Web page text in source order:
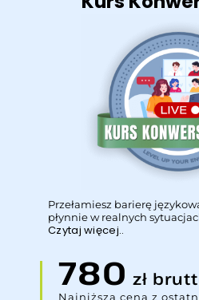
Przełamiesz barierę
płynnie w realnych
Czytaj więcej..
780 zł
Najniższa cena z